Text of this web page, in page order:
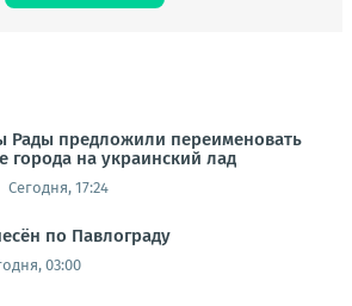
Рады предложили переименовать
города на украинский лад
Сегодня, 17:24
по Павлограду
03:00